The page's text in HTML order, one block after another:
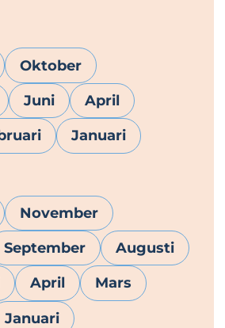
Oktober
Juni April
Januari
November
September Augusti
April Mars
Januari